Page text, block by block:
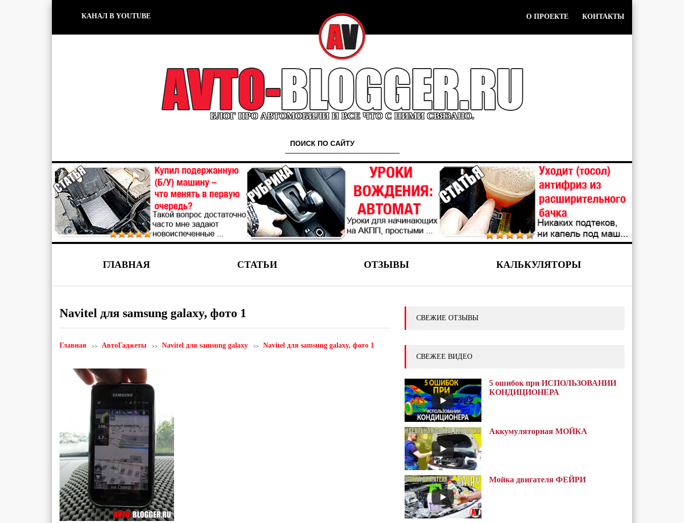
КАНАЛ В YOUTUBE О ПРОЕКТЕ КОНТАКТЫ
БЛОГ ПРО АВТОМОБИЛИ И ВСЕ ЧТО С НИМИ СВЯЗАНО.
ГЛАВНАЯ СТАТЬИ ОТЗЫВЫ КАЛЬКУЛЯТОРЫ
Navitel для samsung galaxy, фото 1
Главная АвтоГаджеты Navitel для samsung galaxy Navitel для samsung galaxy, фото 1
СВЕЖИЕ ОТЗЫВЫ
СВЕЖЕЕ ВИДЕО
5 ошибок при ИСПОЛЬЗОВАНИИ
КОНДИЦИОНЕРА
Аккумуляторная МОЙКА
Мойка двигателя ФЕЙРИ